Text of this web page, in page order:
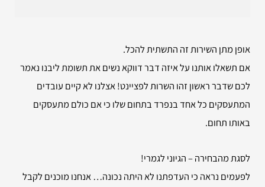
אופן מתן השירות זה התשתית להכל.
אם תשאלו אותנו על איזה דבר דווקא נשים את תשומת ליבנו נאמר
לכם שדבר ראשון זהו השרות לפציינט! אצלנו לא קיים עובדים
המתעסקים כל אחד בנפרד בתחום שלו כי אם כולם מתעסקים
באותו תחום.
לסגת מהבחירה – הגיוני לגמרי!
לפעמים נראה כי העדפתנו לא היתה נכונה… אנחנו מוכנים לקבל